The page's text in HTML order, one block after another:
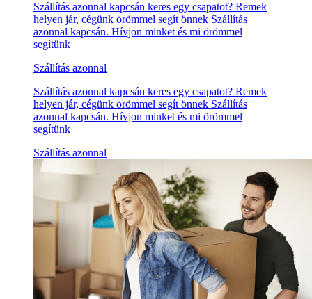
Szállítás azonnal kapcsán keres egy csapatot? Remek
helyen jár, cégünk örömmel segít önnek Szállítás
azonnal kapcsán. Hívjon minket és mi örömmel
segítünk
Szállítás azonnal
Szállítás azonnal kapcsán keres egy csapatot? Remek
helyen jár, cégünk örömmel segít önnek Szállítás
azonnal kapcsán. Hívjon minket és mi örömmel
segítünk
Szállítás azonnal